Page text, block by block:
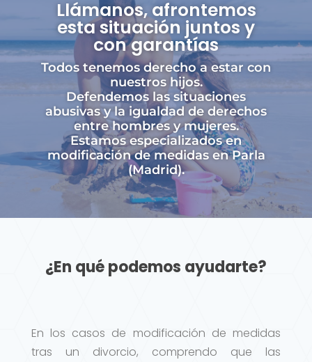
Llámanos, afrontemos
esta situación juntos y
con garantías
Todos tenemos derecho a estar con
nuestros hijos.
Defendemos las situaciones
abusivas y la igualdad de derechos
entre hombres y mujeres.
Estamos especializados en
modificación de medidas en Parla
(Madrid).
¿En qué podemos ayudarte?
En los casos de modificación de medidas
tras un divorcio, comprendo que las